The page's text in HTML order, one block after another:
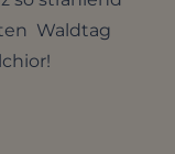
Waldtag